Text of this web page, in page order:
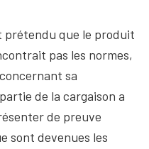
prétendu que le produit
pas les normes,
sa
de la cargaison a
de preuve
sont devenues les